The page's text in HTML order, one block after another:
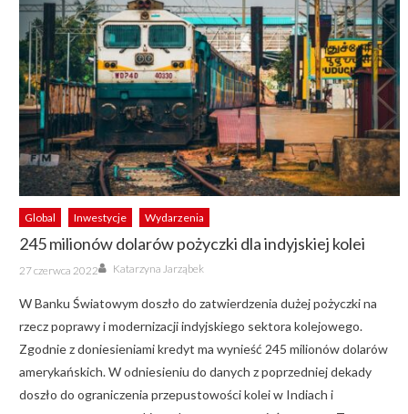
Global Inwestycje Wydarzenia
245 milionów dolarów pożyczki dla indyjskiej kolei
Posted
on
27 czerwca 2022 Author
Katarzyna Jarząbek
W Banku Światowym doszło do zatwierdzenia dużej pożyczki na
rzecz poprawy i modernizacji indyjskiego sektora kolejowego.
Zgodnie z doniesieniami kredyt ma wynieść 245 milionów dolarów
amerykańskich. W odniesieniu do danych z poprzedniej dekady
doszło do ograniczenia przepustowości kolei w Indiach i